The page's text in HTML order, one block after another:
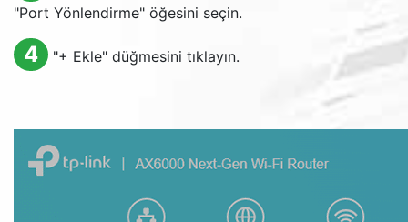
"Port Yönlendirme" öğesini seçin.
4 "+ Ekle" düğmesini tıklayın.